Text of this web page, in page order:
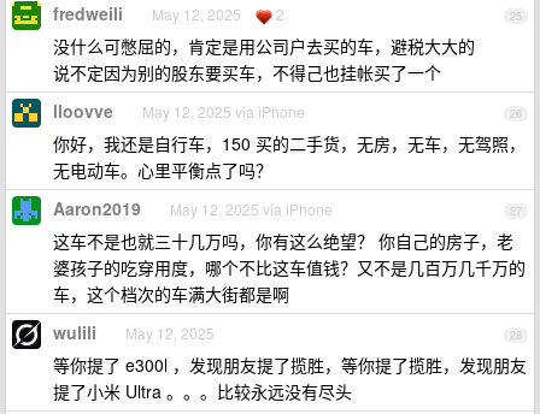
25
fredweili May 12, 2025 2
没什么可憋屈的，肯定是用公司户去买的车，避税大大的
说不定因为别的股东要买车，不得己也挂帐买了一个
26
lloovve May 12, 2025 via iPhone
你好，我还是自行车，150 买的二手货，无房，无车，无驾照，
无电动车。心里平衡点了吗？
27
Aaron2019 May 12, 2025 via iPhone
这车不是也就三十几万吗，你有这么绝望？ 你自己的房子，老
婆孩子的吃穿用度，哪个不比这车值钱？又不是几百万几千万的
车，这个档次的车满大街都是啊
28
wulili May 12, 2025
等你提了 e300l ，发现朋友提了揽胜，等你提了揽胜，发现朋友
提了小米 Ultra 。。。比较永远没有尽头